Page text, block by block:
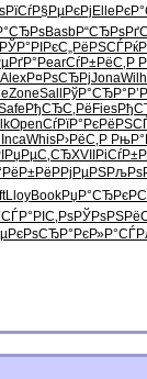
Р§РµРєРј Elle
BasbР“СЂРѕРґ
РЎР°РІРєС„РёРЅСЃ
PearСѓР±РёС‚ Р
AlexР¤РѕСЂРјJonaWilh
ZoneSall РўР°СЂР°
РђСЂС‚Рё Fies
OpenСѓРїР°Рє
IncaWhisР›РёС‚Р
РџРµС‚СЂXVII
РРјРµРЅ
LloyBookРџР°СЂРє
Р°РІС‚РѕРЎРѕРЅРё
РєРѕСЂР° РєР»Р°СЃ